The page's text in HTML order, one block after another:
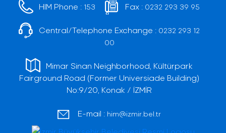
HIM Phone : 153 Fax : 0232 293 39 95
Central/Telephone Exchange : 0232 293 12
00
Mimar Sinan Neighborhood, Kültürpark
Fairground Road (Former Universiade Building)
No:9/20, Konak / İZMİR
E-mail : him@izmir.bel.tr